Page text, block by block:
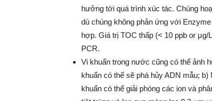
hưởng tới quá trình xúc tác. Chúng
dù chúng không phản ứng với
hợp. Giá trị TOC thấp (< 10 ppb or
PCR.
Vi khuẩn trong nước cũng có thể ảnh
khuẩn có thể sẽ phá hủy ADN mẫu;
khuẩn có thể giải phóng các ion và